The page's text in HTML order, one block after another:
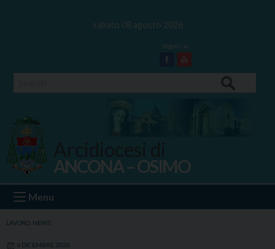
sabato 08 agosto 2026
Facebook
Youtube
Ancona Osimo
ANCONA – OSIMO
Menu
LAVORO NEWS
6 DICEMBRE 2020